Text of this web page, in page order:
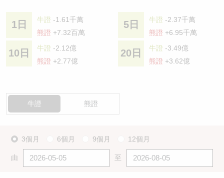
1日 牛證 -1.61千萬
熊證 +7.32百萬
5日 牛證 -2.37千萬
熊證 +6.95千萬
10日 牛證 -2.12億
熊證 +2.77億
20日 牛證 -3.49億
熊證 +3.62億
牛證 熊證
3個月 6個月 9個月 12個月
由 至